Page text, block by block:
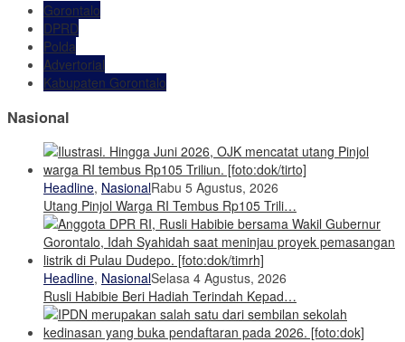
Gorontalo
DPRD
Polda
Advertorial
Kabupaten Gorontalo
Nasional
Headline, NasionalRabu 5 Agustus, 2026
Utang Pinjol Warga RI Tembus Rp105 Trili…
Headline, NasionalSelasa 4 Agustus, 2026
Rusli Habibie Beri Hadiah Terindah Kepad…